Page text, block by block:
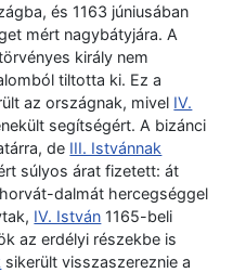
és 1163 júniusában
mért nagybátyjára. A
király nem
tiltotta ki. Ez a
az országnak, mivel IV.
segítségért. A bizánci
de III. Istvánnak
súlyos árat fizetett: át
dalmát hercegséggel
IV. István 1165-beli
az erdélyi részekbe is
sikerült visszaszereznie a